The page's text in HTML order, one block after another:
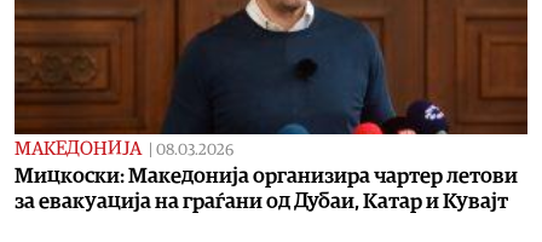
МАКЕДОНИЈА 08.03.2026
Мицкоски: Македонија организира чартер летови
за евакуација на граѓани од Дубаи, Катар и Кувајт